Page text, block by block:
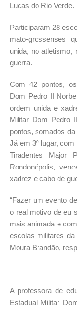
Lucas do Rio Verde.
Participaram 28
mato-grossenses
unida, no atletismo,
guerra.
Com 42 pontos,
Dom Pedro II
ordem unida e
Militar Dom Pedro
pontos, somados
Já em 3º lugar,
Tiradentes Major
Rondonópolis,
xadrez e cabo de
“Fazer um evento
o real motivo de eu
mais animada e
escolas militares da
Moura Brandão,
A professora de
Estadual Militar